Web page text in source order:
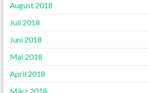
August 2018
Juli 2018
Juni 2018
Mai 2018
April 2018
März 2018